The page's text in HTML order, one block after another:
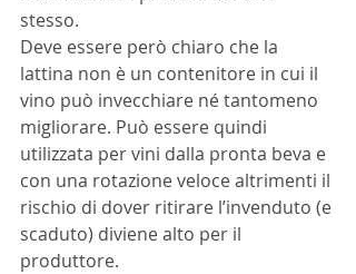
stesso.
Deve essere però chiaro che la
lattina non è un contenitore in cui il
vino può invecchiare né tantomeno
migliorare. Può essere quindi
utilizzata per vini dalla pronta beva e
con una rotazione veloce altrimenti il
rischio di dover ritirare l’invenduto (e
scaduto) diviene alto per il
produttore.